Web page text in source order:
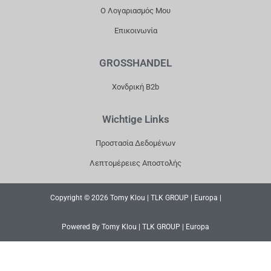
Ο Λογαριασμός Μου
Επικοινωνία
GROSSHANDEL
Χονδρική B2b
Wichtige Links
Προστασία Δεδομένων
Λεπτομέρειες Αποστολής
Copyright © 2026 Tomy Klou | TLK GROUP | Europa |
Powered By Tomy Klou | TLK GROUP | Europa